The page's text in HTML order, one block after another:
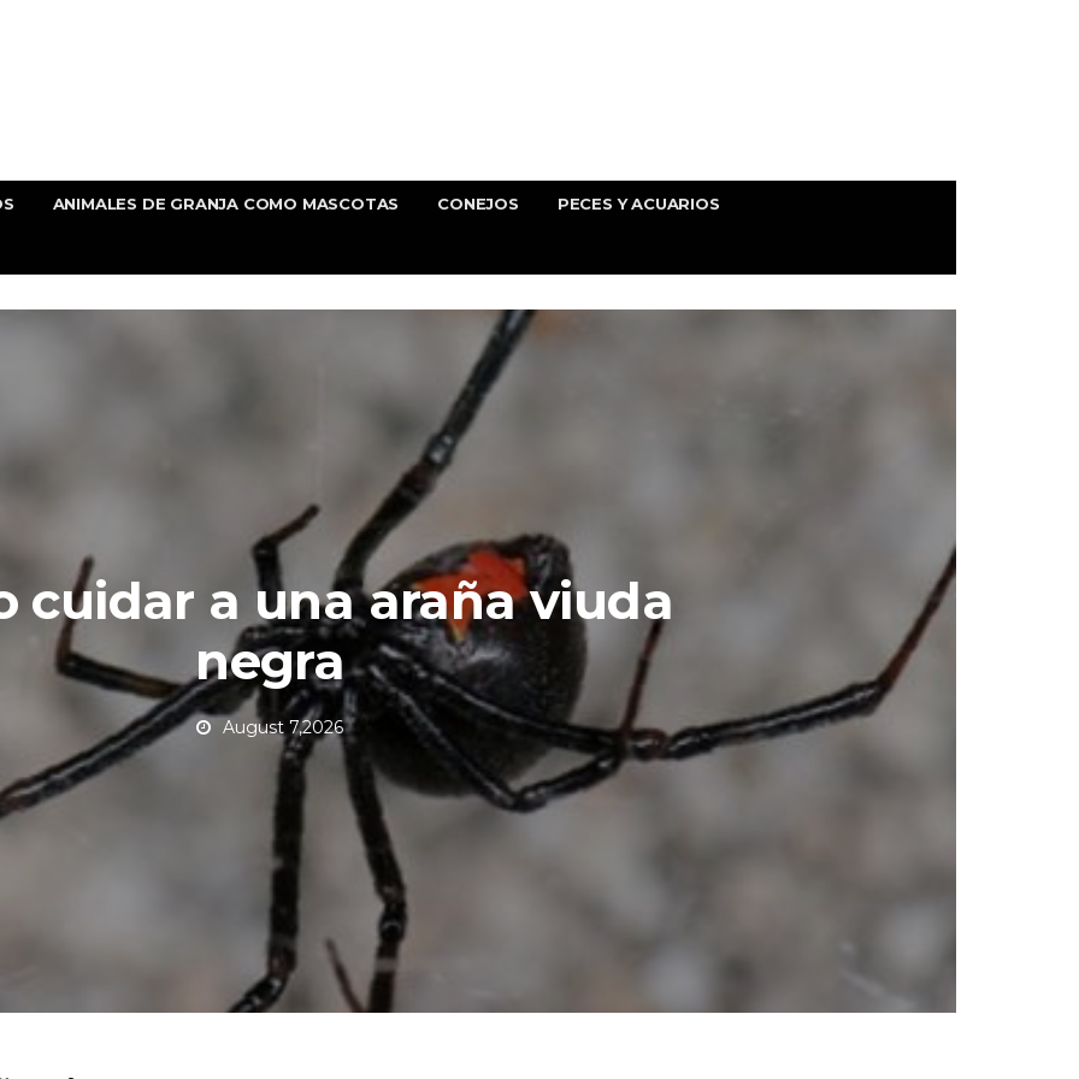
ANIMALES DE GRANJA COMO MASCOTAS CONEJOS PECES Y ACUARIOS
cuidar a una araña viuda
negra
August 7,2026